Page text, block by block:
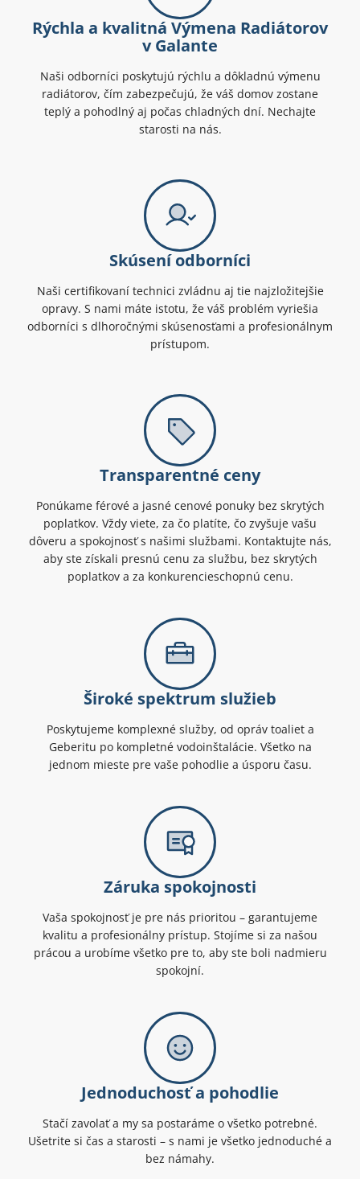
Rýchla a kvalitná Výmena Radiátorov
v Galante
Naši odborníci poskytujú rýchlu a dôkladnú výmenu
radiátorov, čím zabezpečujú, že váš domov zostane
teplý a pohodlný aj počas chladných dní. Nechajte
starosti na nás.
Skúsení odborníci
Naši certifikovaní technici zvládnu aj tie najzložitejšie
opravy. S nami máte istotu, že váš problém vyriešia
odborníci s dlhoročnými skúsenosťami a profesionálnym
prístupom.
Transparentné ceny
Ponúkame férové a jasné cenové ponuky bez skrytých
poplatkov. Vždy viete, za čo platíte, čo zvyšuje vašu
dôveru a spokojnosť s našimi službami. Kontaktujte nás,
aby ste získali presnú cenu za službu, bez skrytých
poplatkov a za konkurencieschopnú cenu.
Široké spektrum služieb
Poskytujeme komplexné služby, od opráv toaliet a
Geberitu po kompletné vodoinštalácie. Všetko na
jednom mieste pre vaše pohodlie a úsporu času.
Záruka spokojnosti
Vaša spokojnosť je pre nás prioritou – garantujeme
kvalitu a profesionálny prístup. Stojíme si za našou
prácou a urobíme všetko pre to, aby ste boli nadmieru
spokojní.
Jednoduchosť a pohodlie
Stačí zavolať a my sa postaráme o všetko potrebné.
Ušetrite si čas a starosti – s nami je všetko jednoduché a
bez námahy.